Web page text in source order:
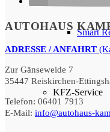
Smart
KFZ-Service
AUTOHAUS
ADRESSE / ANFAHRT
Zur Gänseweide 7
35447 Reiskirchen-
Telefon: 06401 7913
E-Mail: info@autohaus-